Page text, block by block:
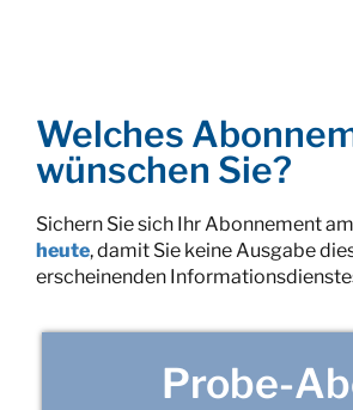
Welches
wünschen Sie?
Sichern Sie sich Ihr Abonnement
heute, damit Sie keine Ausgabe
erscheinenden
Probe-